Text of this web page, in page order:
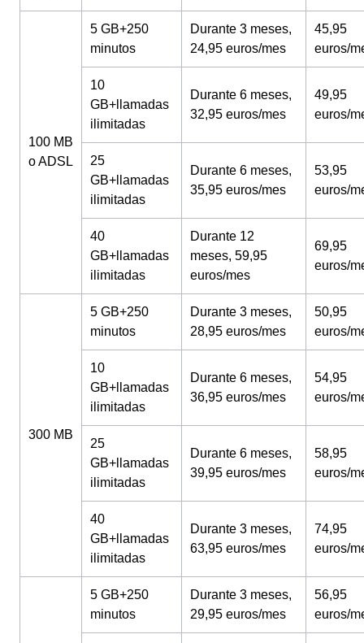
100 MB
o ADSL
5 GB+250
minutos
Durante 3 meses,
24,95 euros/mes
45,95
euros/
10
GB+llamadas
ilimitadas
Durante 6 meses,
32,95 euros/mes
49,95
euros/
25
GB+llamadas
ilimitadas
Durante 6 meses,
35,95 euros/mes
53,95
euros/
40
GB+llamadas
ilimitadas
Durante 12
meses, 59,95
euros/mes
69,95
euros/
300 MB
5 GB+250
minutos
Durante 3 meses,
28,95 euros/mes
50,95
euros/
10
GB+llamadas
ilimitadas
Durante 6 meses,
36,95 euros/mes
54,95
euros/
25
GB+llamadas
ilimitadas
Durante 6 meses,
39,95 euros/mes
58,95
euros/
40
GB+llamadas
ilimitadas
Durante 3 meses,
63,95 euros/mes
74,95
euros/
5 GB+250
minutos
Durante 3 meses,
29,95 euros/mes
56,95
euros/